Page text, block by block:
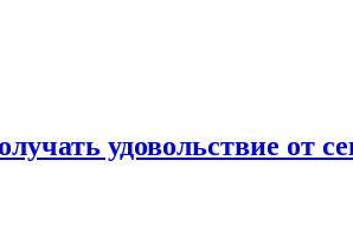
удовольствие от